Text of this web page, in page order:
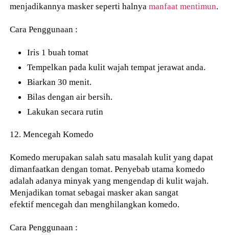
menjadikannya masker seperti halnyamanfaat mentimun.
Cara Penggunaan :
Iris 1 buah tomat
Tempelkan pada kulit wajah tempat jerawat anda.
Biarkan 30 menit.
Bilas dengan air bersih.
Lakukan secara rutin
12. Mencegah Komedo
Komedo merupakan salah satu masalah kulit yang dapat
dimanfaatkan dengan tomat. Penyebab utama komedo
adalah adanya minyak yang mengendap di kulit wajah.
Menjadikan tomat sebagai masker akan sangat
efektif mencegah dan menghilangkan komedo.
Cara Penggunaan :